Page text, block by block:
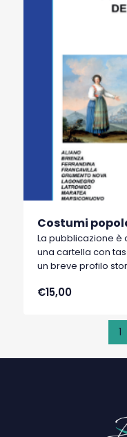
Costumi
La pubblicazione è
una cartella con
un breve profilo
su cartoncino
Borbone nel 1782
dipingere i costumi
€15,00
1